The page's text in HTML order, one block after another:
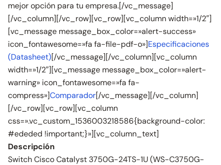
mejor opción para tu empresa.[/vc_message]
[/vc_column][/vc_row][vc_row][vc_column width=»1/2″]
[vc_message message_box_color=»alert-success»
icon_fontawesome=»fa fa-file-pdf-o»]Especificaciones
(Datasheet)[/vc_message][/vc_column][vc_column
width=»1/2″][vc_message message_box_color=»alert-
warning» icon_fontawesome=»fa fa-
compress»]Comparador[/vc_message][/vc_column]
[/vc_row][vc_row][vc_column
css=».vc_custom_1536003218586{background-color:
#ededed !important;}»][vc_column_text]
Descripción
Switch Cisco Catalyst 3750G-24TS-1U (WS-C3750G-